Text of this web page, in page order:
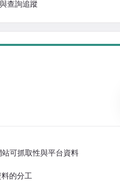
查詢追蹤
可抓取性與平台資料
的分工